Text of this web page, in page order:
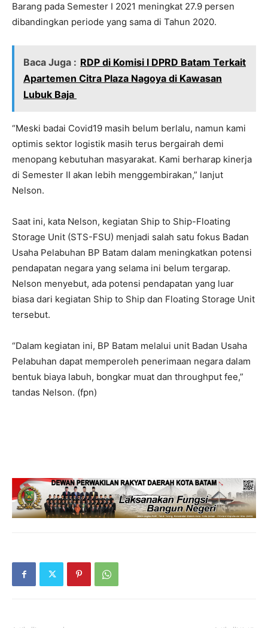
Barang pada Semester I 2021 meningkat 27.9 persen
dibandingkan periode yang sama di Tahun 2020.
Baca Juga : RDP di Komisi I DPRD Batam Terkait
Apartemen Citra Plaza Nagoya di Kawasan
Lubuk Baja
“Meski badai Covid19 masih belum berlalu, namun kami
optimis sektor logistik masih terus bergairah demi
menopang kebutuhan masyarakat. Kami berharap kinerja
di Semester II akan lebih menggembirakan,” lanjut
Nelson.
Saat ini, kata Nelson, kegiatan Ship to Ship-Floating
Storage Unit (STS-FSU) menjadi salah satu fokus Badan
Usaha Pelabuhan BP Batam dalam meningkatkan potensi
pendapatan negara yang selama ini belum tergarap.
Nelson menyebut, ada potensi pendapatan yang luar
biasa dari kegiatan Ship to Ship dan Floating Storage Unit
tersebut.
“Dalam kegiatan ini, BP Batam melalui unit Badan Usaha
Pelabuhan dapat memperoleh penerimaan negara dalam
bentuk biaya labuh, bongkar muat dan throughput fee,”
tandas Nelson. (fpn)